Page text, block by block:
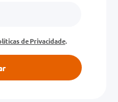
de Privacidade.